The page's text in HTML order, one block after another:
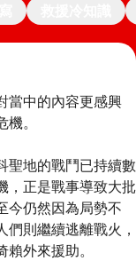
當中的內容更感興
。
聖地的戰鬥已持續數
，正是戰事導致大批
今仍然因為局勢不
則繼續逃離戰火，
外來援助。